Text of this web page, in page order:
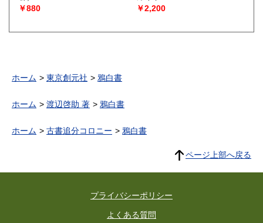
￥880
￥2,200
ホーム 東京創元社 鴉白書
ホーム 渡辺啓助 著 鴉白書
ホーム 古書追分コロニー 鴉白書
ページ上部へ戻る
プライバシーポリシー
よくある質問